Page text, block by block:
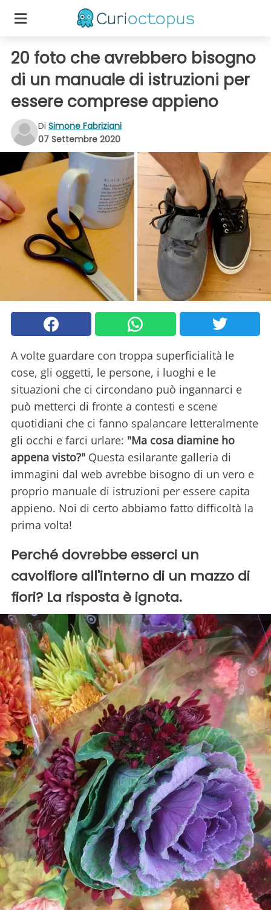
20 foto che avrebbero bisogno
di un manuale di istruzioni per
essere comprese appieno
Di Simone Fabriziani
07 Settembre 2020
A volte guardare con troppa superficialità le
cose, gli oggetti, le persone, i luoghi e le
situazioni che ci circondano può ingannarci e
può metterci di fronte a contesti e scene
quotidiani che ci fanno spalancare letteralmente
gli occhi e farci urlare: "Ma cosa diamine ho
appena visto?" Questa esilarante galleria di
immagini dal web avrebbe bisogno di un vero e
proprio manuale di istruzioni per essere capita
appieno. Noi di certo abbiamo fatto difficoltà la
prima volta!
Perché dovrebbe esserci un
cavolfiore all'interno di un mazzo di
fiori? La risposta è ignota.